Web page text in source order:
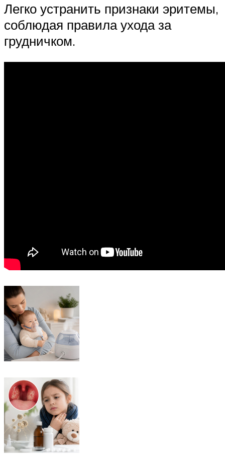
Легко устранить признаки эритемы,
соблюдая правила ухода за
грудничком.